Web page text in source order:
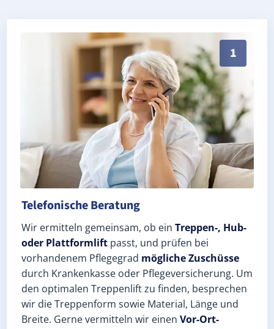
1
Persönliche Treppenlift-Beratung in Pottiga 07366
Telefonische Beratung
Wir ermitteln gemeinsam, ob ein Treppen-, Hub-
oder Plattformlift passt, und prüfen bei
vorhandenem Pflegegrad mögliche Zuschüsse
durch Krankenkasse oder Pflegeversicherung. Um
den optimalen Treppenlift zu finden, besprechen
wir die Treppenform sowie Material, Länge und
Breite. Gerne vermitteln wir einen Vor-Ort-